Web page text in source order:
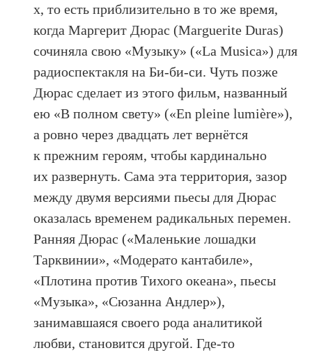
х, то есть приблизительно в то же время,
когда Маргерит Дюрас (Marguerite Duras)
сочиняла свою «Музыку» («La Musica») для
радиоспектакля на Би-би-си. Чуть позже
Дюрас сделает из этого фильм, названный
ею «В полном свету» («En pleine lumière»),
а ровно через двадцать лет вернётся
к прежним героям, чтобы кардинально
их развернуть. Сама эта территория, зазор
между двумя версиями пьесы для Дюрас
оказалась временем радикальных перемен.
Ранняя Дюрас («Маленькие лошадки
Тарквинии», «Модерато кантабиле»,
«Плотина против Тихого океана», пьесы
«Музыка», «Сюзанна Андлер»),
занимавшаяся своего рода аналитикой
любви, становится другой. Где-то